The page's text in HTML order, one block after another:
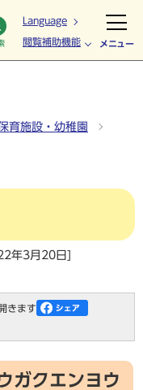
メニュー
Language
閲覧補助機能
育施設・幼稚園
年3月20日]
きます
ガクエンヨウ